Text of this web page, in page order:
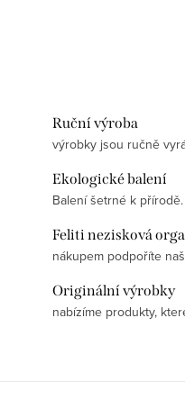
Ruční výroba
výrobky jsou ručně
Ekologické balení
Balení šetrné k přírodě.
Feliti nezisková
nákupem podpoříte
Originální výrobky
nabízíme produkty,